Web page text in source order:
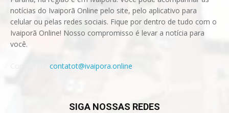
notícias do Ivaiporã Online pelo site, pelo aplicativo para
celular ou pelas redes sociais. Fique por dentro de tudo com o
Ivaiporã Online! Nosso compromisso é levar a notícia para
você.
contatot@ivaipora.online
SIGA NOSSAS REDES